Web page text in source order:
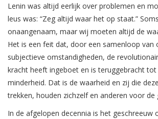
Lenin was altijd eerlijk over problemen en
leus was: “Zeg altijd waar het op staat.”
onaangenaam, maar wij moeten altijd de
Het is een feit dat, door een samenloop van
subjectieve omstandigheden, de
kracht heeft ingeboet en is teruggebracht tot
minderheid. Dat is de waarheid en zij die
trekken, houden zichzelf en anderen voor de
In de afgelopen decennia is het geschreeuw